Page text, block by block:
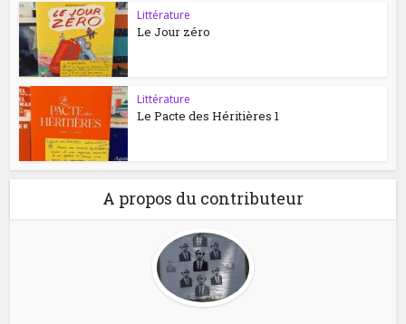
Littérature
Le Jour zéro
Littérature
Le Pacte des Héritières 1
A propos du contributeur